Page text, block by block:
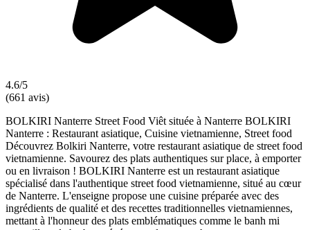
4.6/5
(661 avis)
BOLKIRI Nanterre Street Food Viêt située à Nanterre BOLKIRI
Nanterre : Restaurant asiatique, Cuisine vietnamienne, Street food
Découvrez Bolkiri Nanterre, votre restaurant asiatique de street food
vietnamienne. Savourez des plats authentiques sur place, à emporter
ou en livraison ! BOLKIRI Nanterre est un restaurant asiatique
spécialisé dans l'authentique street food vietnamienne, situé au cœur
de Nanterre. L'enseigne propose une cuisine préparée avec des
ingrédients de qualité et des recettes traditionnelles vietnamiennes,
mettant à l'honneur des plats emblématiques comme le banh mi